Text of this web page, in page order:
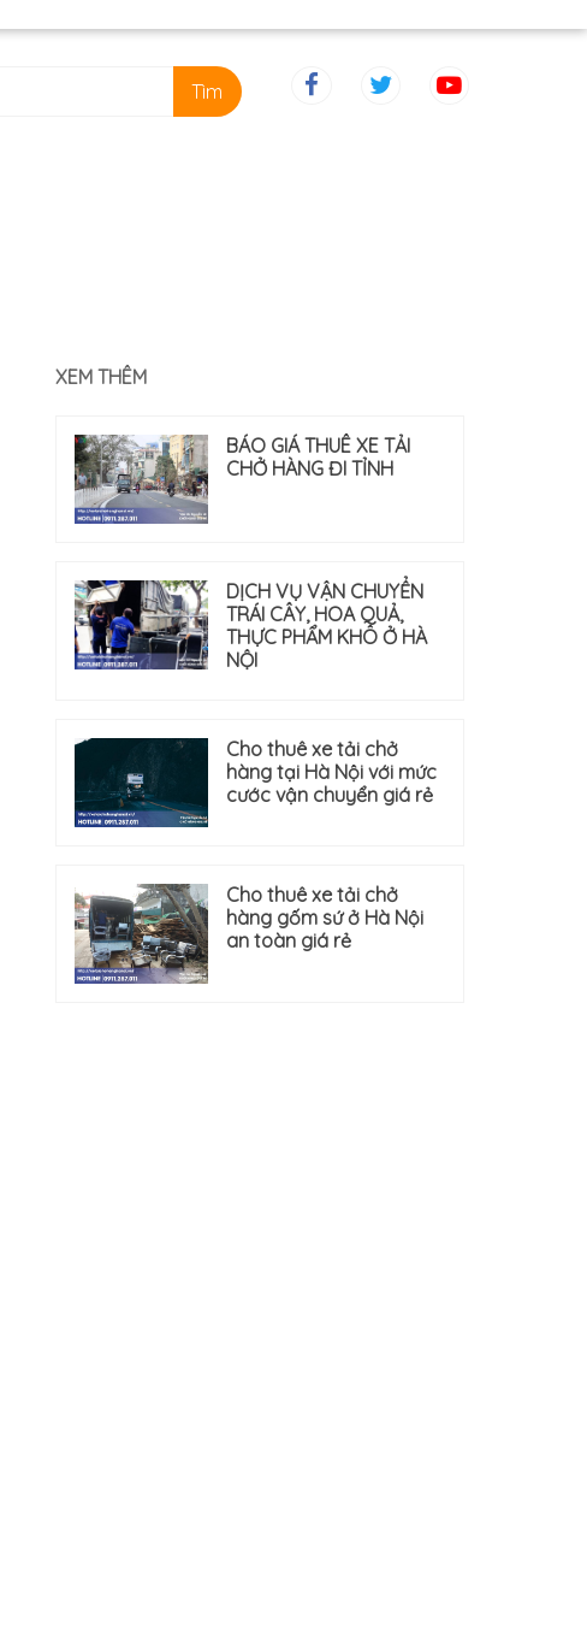
Tìm
XEM THÊM
BÁO GIÁ THUÊ XE TẢI
CHỞ HÀNG ĐI TỈNH
DỊCH VỤ VẬN CHUYỂN
TRÁI CÂY, HOA QUẢ,
THỰC PHẨM KHÔ Ở HÀ
NỘI
Cho thuê xe tải chở
hàng tại Hà Nội với mức
cước vận chuyển giá rẻ
Cho thuê xe tải chở
hàng gốm sứ ở Hà Nội
an toàn giá rẻ